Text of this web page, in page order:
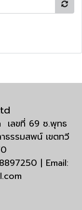
เลขที่ 69 ซ.พุทธ
รรมสพน์ เขตทวี
| Email: